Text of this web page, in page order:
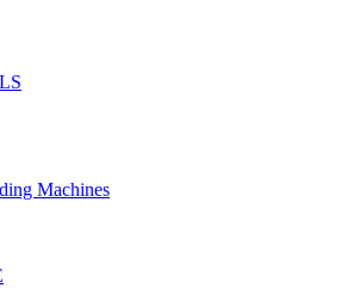
Machines